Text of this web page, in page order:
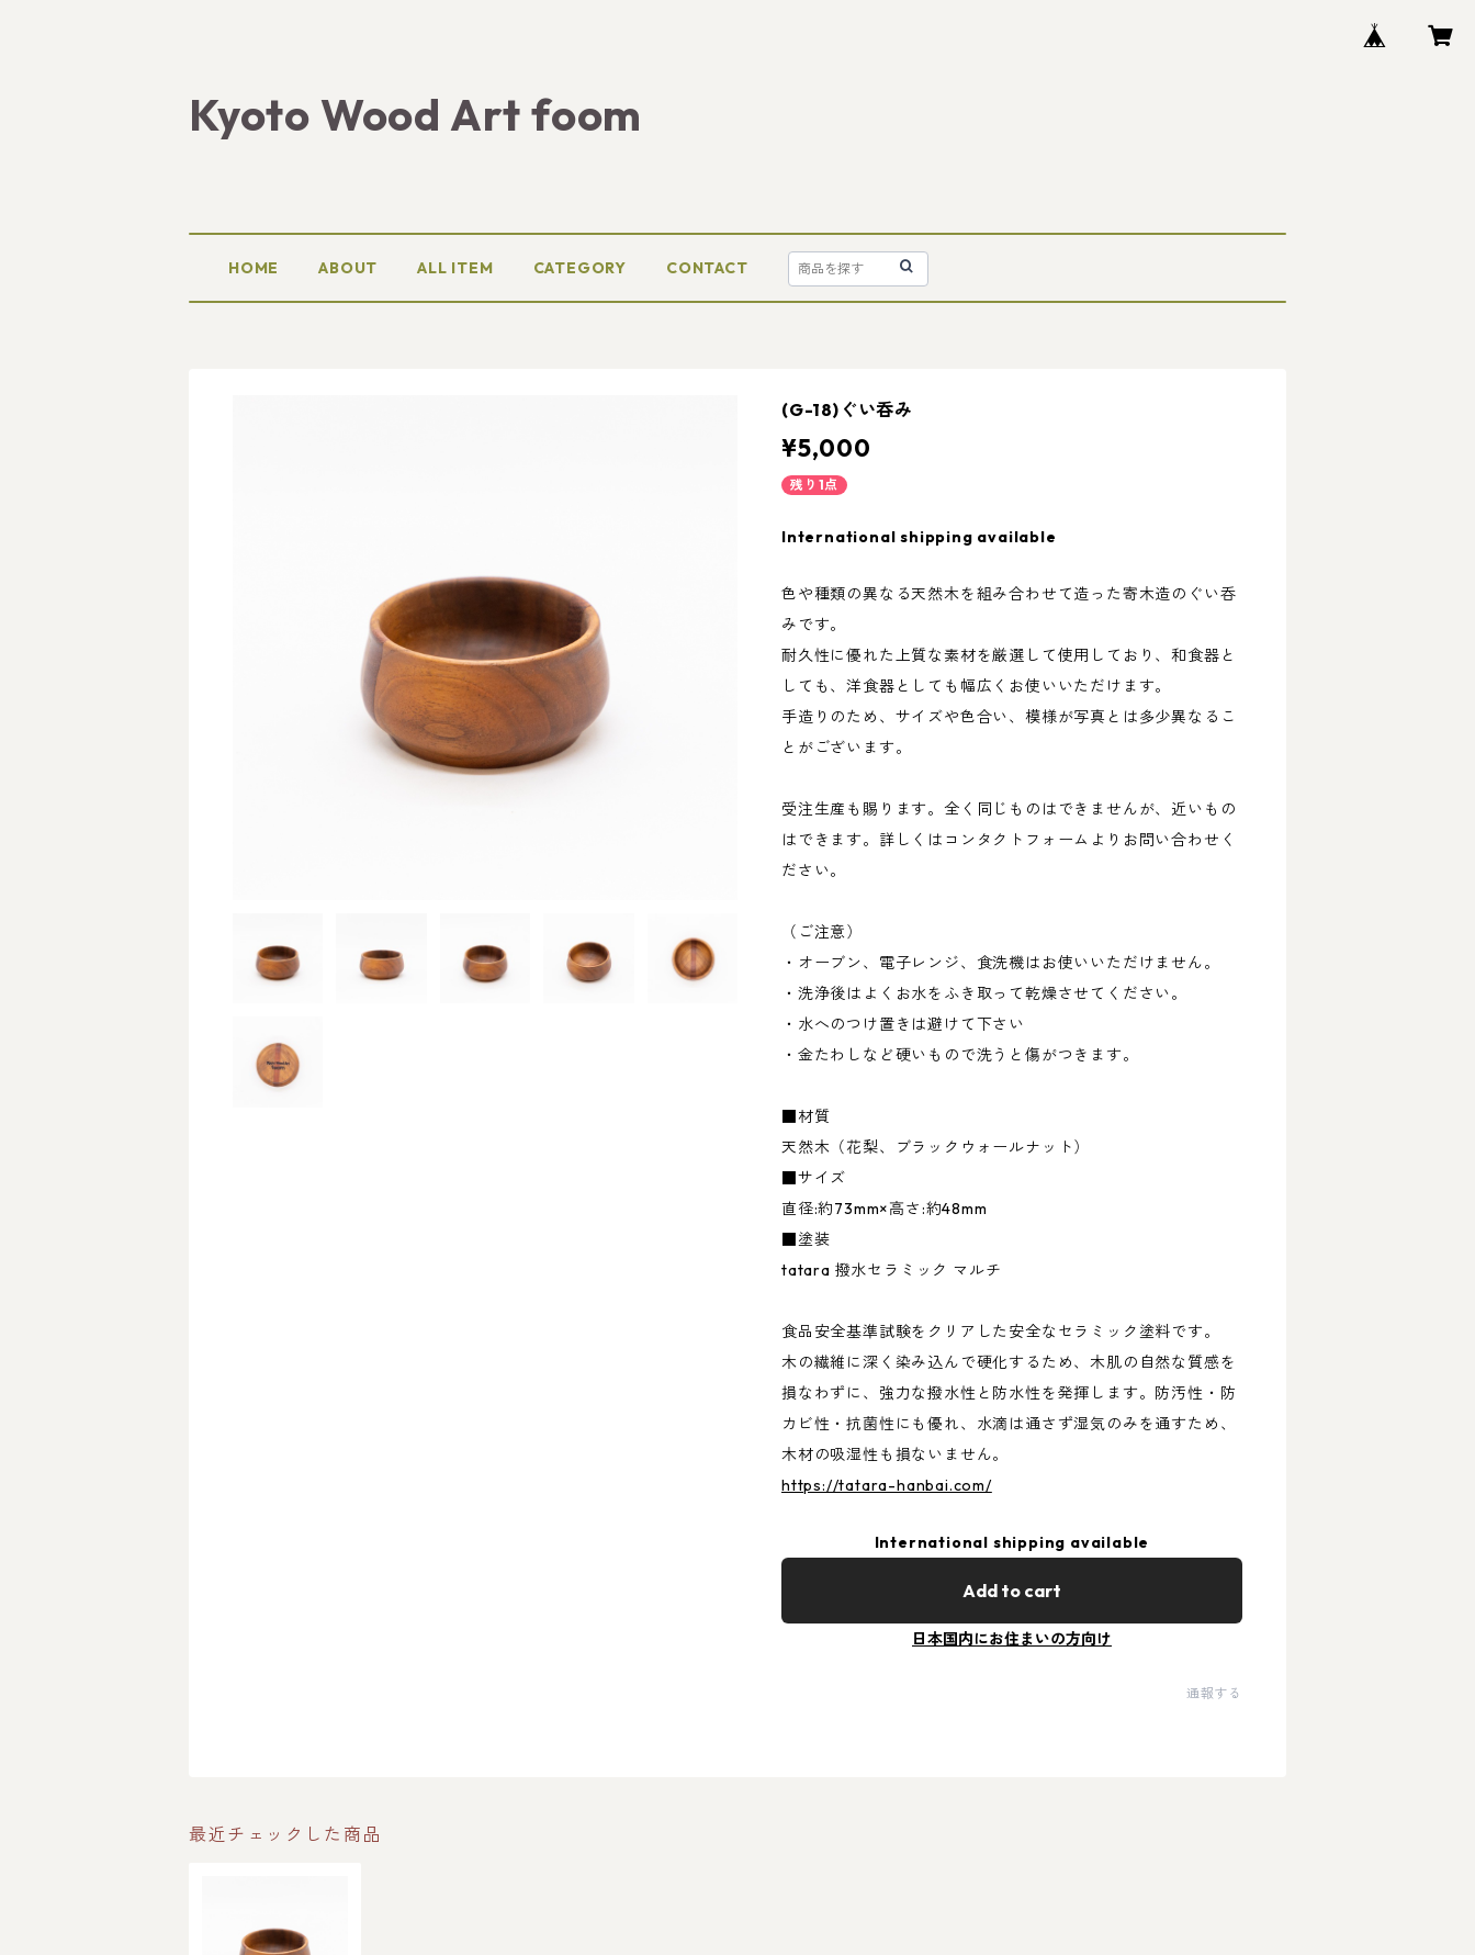
Kyoto Wood Art foom
HOME ABOUT ALL ITEM CATEGORY CONTACT
(G-18)ぐい呑み
¥5,000
残り1点
International shipping available
色や種類の異なる天然木を組み合わせて造った寄木造のぐい呑
みです。
耐久性に優れた上質な素材を厳選して使用しており、和食器と
しても、洋食器としても幅広くお使いいただけます。
手造りのため、サイズや色合い、模様が写真とは多少異なるこ
とがございます。
受注生産も賜ります。全く同じものはできませんが、近いもの
はできます。詳しくはコンタクトフォームよりお問い合わせく
ださい。
（ご注意）
・オーブン、電子レンジ、食洗機はお使いいただけません。
・洗浄後はよくお水をふき取って乾燥させてください。
・水へのつけ置きは避けて下さい
・金たわしなど硬いもので洗うと傷がつきます。
■材質
天然木（花梨、ブラックウォールナット）
■サイズ
直径:約73mm×高さ:約48mm
■塗装
tatara 撥水セラミック マルチ
食品安全基準試験をクリアした安全なセラミック塗料です。
木の繊維に深く染み込んで硬化するため、木肌の自然な質感を
損なわずに、強力な撥水性と防水性を発揮します。防汚性・防
カビ性・抗菌性にも優れ、水滴は通さず湿気のみを通すため、
木材の吸湿性も損ないません。
https://tatara-hanbai.com/
International shipping available
Add to cart
日本国内にお住まいの方向け
通報する
最近チェックした商品